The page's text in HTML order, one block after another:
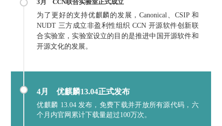
3月 CCN联合实验室正式成立
为了更好的支持优麒麟的发展，Canonical、CSIP 和
NUDT 三方成立非盈利性组织 CCN 开源软件创新联
合实验室，实验室设立的目的是推进中国开源软件和
开源文化的发展。
4月优麒麟13.04正式发布
优麒麟 13.04 发布，免费下载并开放所有源代码，六
个月内官网累计下载量超过100万次。